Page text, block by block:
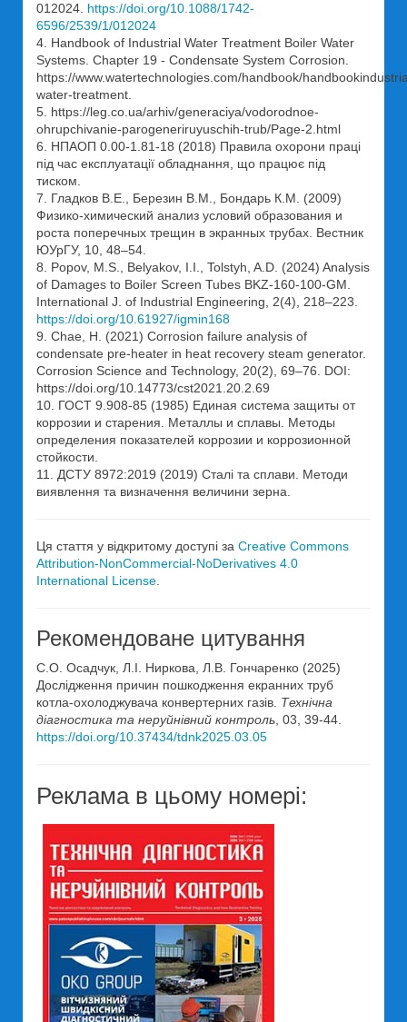
012024. https://doi.org/10.1088/1742-
6596/2539/1/012024
4. Handbook of Industrial Water Treatment Boiler Water
Systems. Chapter 19 - Condensate System Corrosion.
https://www.watertechnologies.com/handbook/
water-treatment.
5. https://leg.co.ua/arhiv/generaciya/vodorodnoe-
ohrupchivanie-parogeneriruyuschih-trub/Page-2.html
6. НПАОП 0.00-1.81-18 (2018) Правила охорони праці
під час експлуатації обладнання, що працює під
тиском.
7. Гладков В.Е., Березин В.М., Бондарь К.М. (2009)
Физико-химический анализ условий образования и
роста поперечных трещин в экранных трубах. Вестник
ЮУрГУ, 10, 48–54.
8. Popov, M.S., Belyakov, I.I., Tolstyh, A.D. (2024) Analysis
of Damages to Boiler Screen Tubes BKZ-160-100-GM.
International J. of Industrial Engineering, 2(4), 218–223.
https://doi.org/10.61927/igmin168
9. Chae, H. (2021) Corrosion failure analysis of
condensate pre-heater in heat recovery steam generator.
Corrosion Science and Technology, 20(2), 69–76. DOI:
https://doi.org/10.14773/cst2021.20.2.69
10. ГОСТ 9.908-85 (1985) Единая система защиты от
коррозии и старения. Металлы и сплавы. Методы
определения показателей коррозии и коррозионной
стойкости.
11. ДСТУ 8972:2019 (2019) Сталі та сплави. Методи
виявлення та визначення величини зерна.
Ця стаття у відкритому доступі за Creative Commons
Attribution-NonCommercial-NoDerivatives 4.0
International License
Рекомендоване цитування
С.О. Осадчук, Л.І. Ниркова, Л.В. Гончаренко (2025)
Дослідження причин пошкодження екранних труб
котла-охолоджувача конвертерних газів. Технічна
діагностика та неруйнівний контроль , 03, 39-44.
https://doi.org/10.37434/tdnk2025.03.05
Реклама в цьому номері: